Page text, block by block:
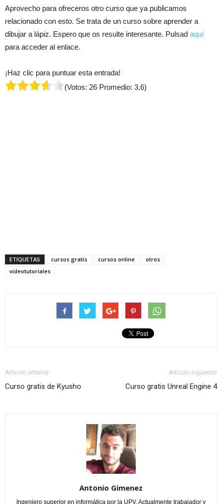
Aprovecho para ofreceros otro curso que ya publicamos
relacionado con esto. Se trata de un curso sobre aprender a
dibujar a lápiz. Espero que os resulte interesante. Pulsad aquí
para acceder al enlace.
¡Haz clic para puntuar esta entrada!
(Votos: 26 Promedio: 3.6)
ETIQUETAS cursos gratis cursos online
otros
videotutoriales
Artículo anterior
Curso gratis de Kyusho
Artículo siguiente
Curso gratis Unreal Engine 4
Antonio Gimenez
Ingeniero superior en informática por la UPV. Actualmente trabajador y